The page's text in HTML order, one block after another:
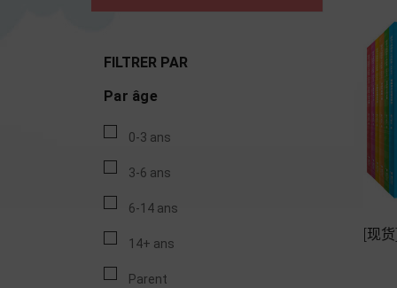
FILTRER PAR
Par âge
0-3 ans
3-6 ans
6-14 ans
14+ ans
Parent
[现